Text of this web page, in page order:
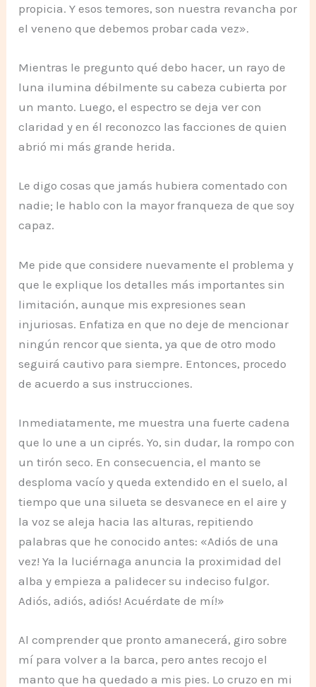
propicia. Y esos temores, son nuestra revancha por
el veneno que debemos probar cada vez».
Mientras le pregunto qué debo hacer, un rayo de
luna ilumina débilmente su cabeza cubierta por
un manto. Luego, el espectro se deja ver con
claridad y en él reconozco las facciones de quien
abrió mi más grande herida.
Le digo cosas que jamás hubiera comentado con
nadie; le hablo con la mayor franqueza de que soy
capaz.
Me pide que considere nuevamente el problema y
que le explique los detalles más importantes sin
limitación, aunque mis expresiones sean
injuriosas. Enfatiza en que no deje de mencionar
ningún rencor que sienta, ya que de otro modo
seguirá cautivo para siempre. Entonces, procedo
de acuerdo a sus instrucciones.
Inmediatamente, me muestra una fuerte cadena
que lo une a un ciprés. Yo, sin dudar, la rompo con
un tirón seco. En consecuencia, el manto se
desploma vacío y queda extendido en el suelo, al
tiempo que una silueta se desvanece en el aire y
la voz se aleja hacia las alturas, repitiendo
palabras que he conocido antes: «Adiós de una
vez! Ya la luciérnaga anuncia la proximidad del
alba y empieza a palidecer su indeciso fulgor.
Adiós, adiós, adiós! Acuérdate de mí!»
Al comprender que pronto amanecerá, giro sobre
mí para volver a la barca, pero antes recojo el
manto que ha quedado a mis pies. Lo cruzo en mi